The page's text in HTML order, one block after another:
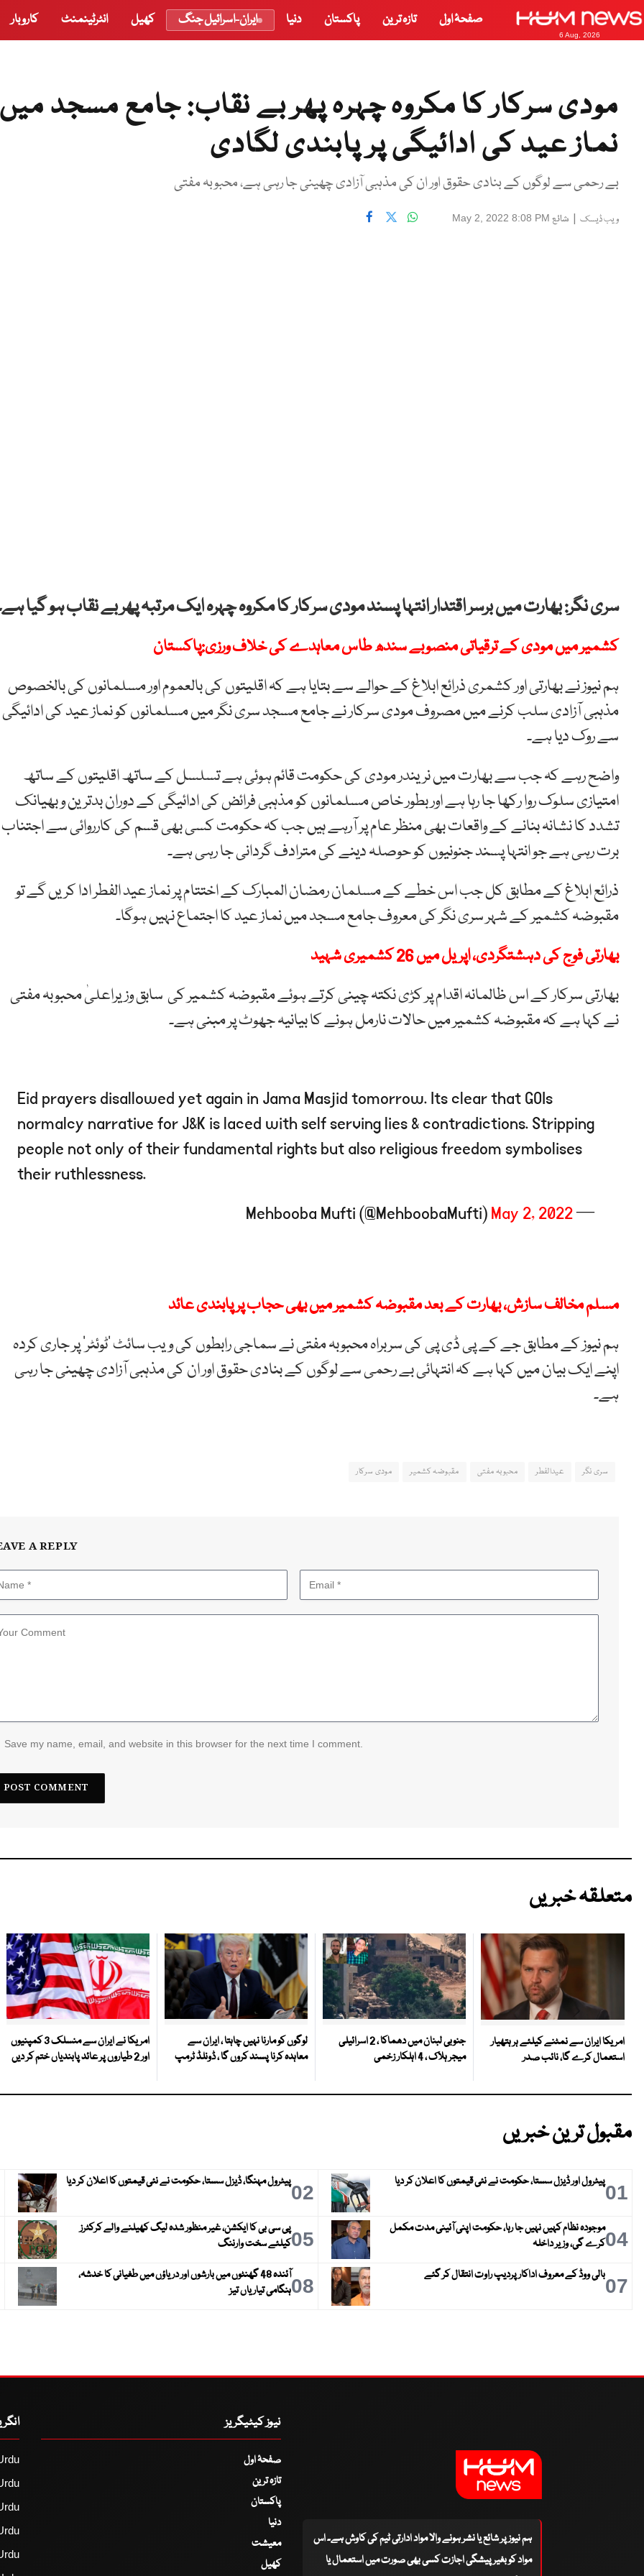
6 Aug, 2026
صفحۂ اول تازہ ترین پاکستان دنیا ایران-اسرائیل جنگ کھیل انٹرٹینمنٹ کاروبار
مودی سرکار کا مکروہ چہرہ پھر بے نقاب: جامع مسجد
نماز عید کی ادائیگی پر پابندی لگادی
بے رحمی سے لوگوں کے بنادی حقوق اور ان کی مذہبی آزادی چھینی جا رہی ہے، محبوبہ مفتی
ویب ڈیسک | شائع May 2, 2022 8:08 PM
سری نگر: بھارت میں برسر اقتدار انتہا پسند مودی سرکار کا مکروہ چہرہ ایک مرتبہ پھر بے نقاب ہو گیا
کشمیر میں مودی کے ترقیاتی منصوبے سندھ طاس معاہدے کی خلاف ورزی:پاکستان
ہم نیوز نے بھارتی اور کشمری ذرائع ابلاغ کے حوالے سے بتایا ہے کہ اقلیتوں کی بالعموم اور مسلمانوں کی بالخصوص
مذہبی آزادی سلب کرنے میں مصروف مودی سرکار نے جامع مسجد سری نگر میں مسلمانوں کو نماز عید کی ادائیگی
سے روک دیا ہے۔
واضح رہے کہ جب سے بھارت میں نریندر مودی کی حکومت قائم ہوئی ہے تسلسل کے ساتھ اقلیتوں کے ساتھ
امتیازی سلوک روا رکھا جا رہا ہے اور بطور خاص مسلمانوں کو مذہبی فرائض کی ادائیگی کے دوران بدترین و بھیانک
تشدد کا نشانہ بنانے کے واقعات بھی منظر عام پر آرہے ہیں جب کہ حکومت کسی بھی قسم کی کارروائی سے اجتناب
برت رہی ہے جو انتہا پسند جنونیوں کو حوصلہ دینے کی مترادف گردانی جا رہی ہے۔
ذرائع ابلاغ کے مطابق کل جب اس خطے کے مسلمان رمضان المبارک کے اختتام پر نماز عید الفطر ادا کریں گے تو
مقبوضہ کشمیر کے شہر سری نگر کی معروف جامع مسجد میں نماز عید کا اجتماع نہیں ہوگا۔
بھارتی فوج کی دہشتگردی، اپریل میں 26 کشمیری شہید
بھارتی سرکار کے اس ظالمانہ اقدام پر کڑی نکتہ چینی کرتے ہوئے مقبوضہ کشمیر کی سابق وزیراعلیٰ محبوبہ مفتی
نے کہا ہے کہ مقبوضہ کشمیر میں حالات نارمل ہونے کا بیانیہ جھوٹ پر مبنی ہے۔
Eid prayers disallowed yet again in Jama Masjid tomorrow. Its clear that GOIs
normalcy narrative for J&K is laced with self serving lies & contradictions. Stripping
people not only of their fundamental rights but also religious freedom symbolises
their ruthlessness.
— Mehbooba Mufti (@MehboobaMufti)
May 2, 2022
مسلم مخالف سازش، بھارت کے بعد مقبوضہ کشمیر میں بھی حجاب پر پابندی عائد
ہم نیوز کے مطابق جے کے پی ڈی پی کی سربراہ محبوبہ مفتی نے سماجی رابطوں کی ویب سائٹ ’ٹوئٹر‘ پر جاری کردہ
اپنے ایک بیان میں کہا ہے کہ انتہائی بے رحمی سے لوگوں کے بنادی حقوق اور ان کی مذہبی آزادی چھینی جا رہی
ہے۔
سری نگر عیدالفطر محبوبہ مفتی مقبوضہ کشمیر مودی سرکار
A REPLY
Save my name, email, and website in this browser for the next time I comment.
متعلقہ خبریں
امریکا ایران سے نمٹنے کیلئے ہر ہتھیار
استعمال کرے گا، نائب صدر
جنوبی لبنان میں دھماکا ، 2 اسرائیلی
میجر ہلاک ، 4 اہلکار زخمی
لوگوں کو مارنا نہیں چاہتا ، ایران سے
معاہدہ کرنا پسند کروں گا ، ڈونلڈ ٹرمپ
امریکا نے ایران سے منسلک 3 کمپنیوں
اور 2 طیاروں پر عائد پابندیاں ختم کر دیں
مقبول ترین خبریں
01پیٹرول اور ڈیزل سستا، حکومت نے نئی قیمتوں کا اعلان کر دیا 02پیٹرول مہنگا، ڈیزل سستا، حکومت نے نئی قیمتوں کا اعلان کر دیا
04موجودہ نظام کہیں نہیں جا رہا، حکومت اپنی آئینی مدت مکمل
کرے گی، وزیر داخلہ
05پی سی بی کا ایکشن، غیر منظور شدہ لیگ کھیلنے والے کرکٹرز
کیلئے سخت وارننگ
07بالی ووڈ کے معروف اداکار پردیپ راوت انتقال کر گئے 08
آئندہ 48 گھنٹوں میں بارشوں اور دریاؤں میں طغیانی کا خدشہ،
ہنگامی تیاریاں تیز
ہم نیوز پر شائع یا نشر ہونے والا مواد ادارتی ٹیم کی کاوش ہے۔ اس
مواد کو بغیر پیشگی اجازت کسی بھی صورت میں استعمال یا
نیوز کیٹیگریز
صفحۂ اول
تازہ ترین
پاکستان
دنیا
معیشت
کھیل